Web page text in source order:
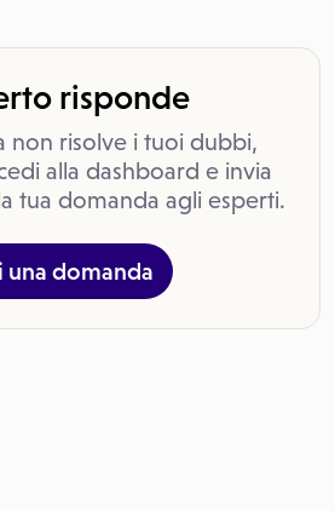
risponde
non risolve i tuoi dubbi,
alla dashboard e invia
tua domanda agli esperti.
una domanda